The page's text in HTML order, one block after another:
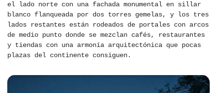
el lado norte con una fachada monumental en sillar
blanco flanqueada por dos torres gemelas, y los tres
lados restantes están rodeados de portales con arcos
de medio punto donde se mezclan cafés, restaurantes
y tiendas con una armonía arquitectónica que pocas
plazas del continente consiguen.